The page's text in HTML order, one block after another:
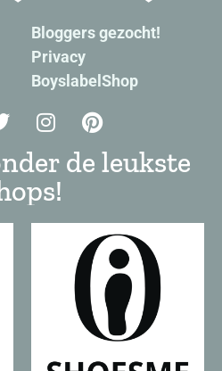
Bloggers gezocht!
Privacy
BoyslabelShop
de leukste